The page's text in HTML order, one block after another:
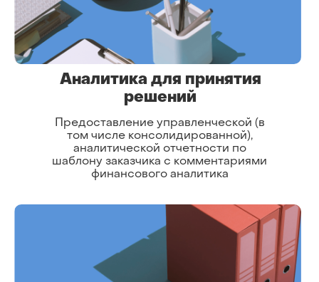
Предоставление управленческой (в
том числе консолидированной),
аналитической отчетности по
шаблону заказчика с комментариями
финансового аналитика
Аналитика для принятия
решений